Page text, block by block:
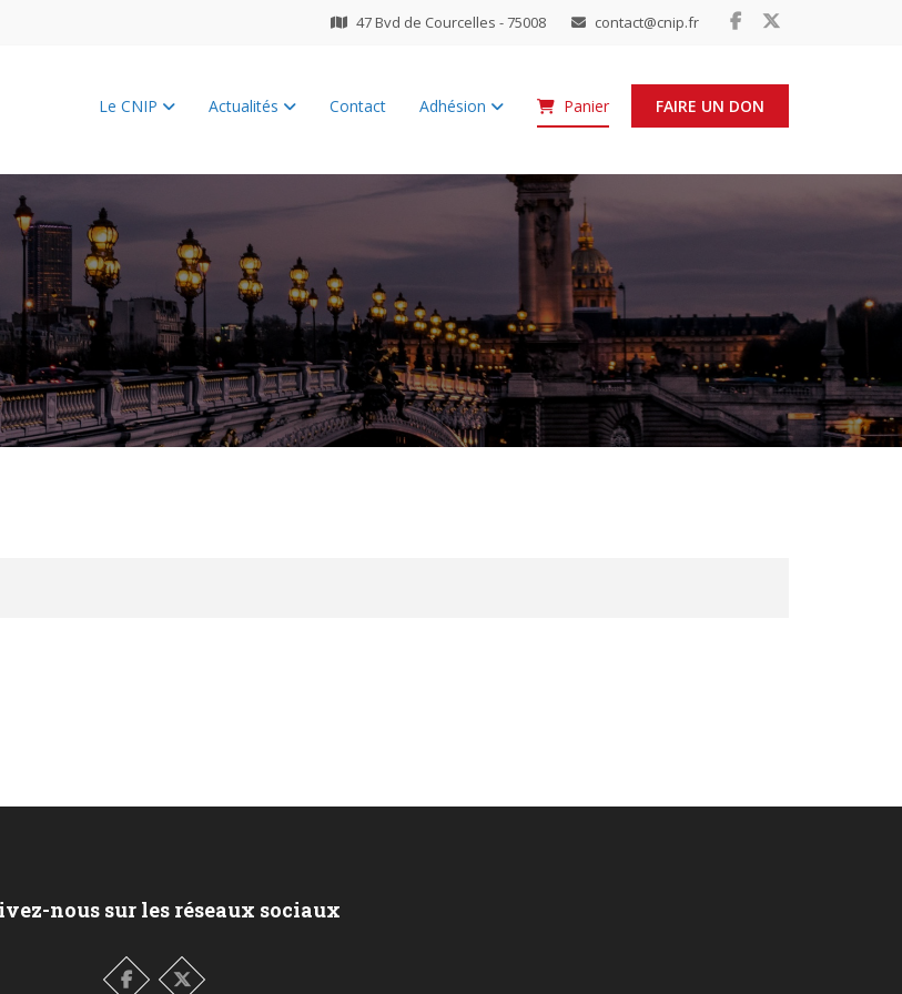
47 Bvd de Courcelles - 75008 contact@cnip.fr
FAIRE UN DON
Le CNIP Actualités Contact Adhésion Panier
nous sur les réseaux sociaux